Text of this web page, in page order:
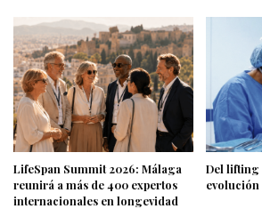
LifeSpan Summit 2026: Málaga
reunirá a más de 400 expertos
internacionales en longevidad
Del